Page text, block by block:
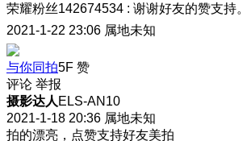
荣耀粉丝142674534 : 谢谢好友的赞支持。
2021-1-22 23:06 属地未知
与你同拍5F 赞
评论 举报
摄影达人 ELS-AN10
2021-1-18 20:36 属地未知
拍的漂亮，点赞支持好友美拍